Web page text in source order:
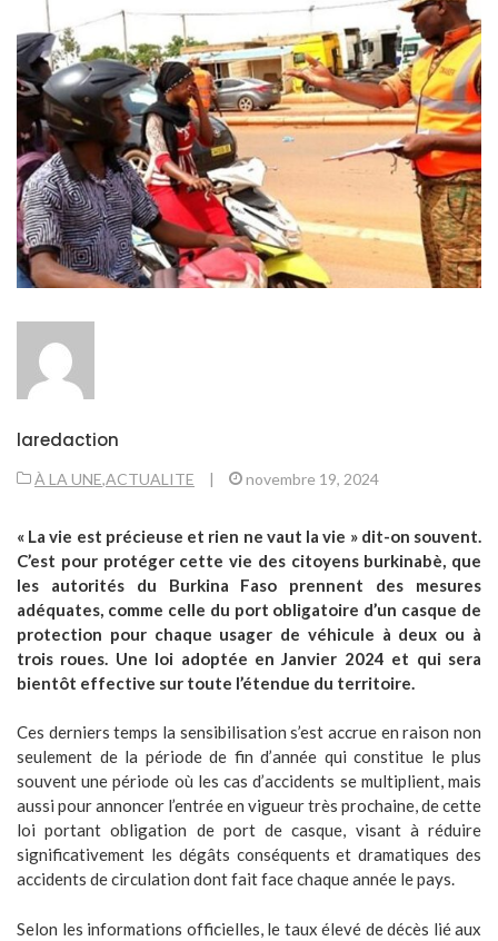
laredaction
À LA UNE,ACTUALITE | novembre 19, 2024
« La vie est précieuse et rien ne vaut la vie » dit-on souvent.
C’est pour protéger cette vie des citoyens burkinabè, que
les autorités du Burkina Faso prennent des mesures
adéquates, comme celle du port obligatoire d’un casque de
protection pour chaque usager de véhicule à deux ou à
trois roues. Une loi adoptée en Janvier 2024 et qui sera
bientôt effective sur toute l’étendue du territoire.
Ces derniers temps la sensibilisation s’est accrue en raison non
seulement de la période de fin d’année qui constitue le plus
souvent une période où les cas d’accidents se multiplient, mais
aussi pour annoncer l’entrée en vigueur très prochaine, de cette
loi portant obligation de port de casque, visant à réduire
significativement les dégâts conséquents et dramatiques des
accidents de circulation dont fait face chaque année le pays.
Selon les informations officielles, le taux élevé de décès lié aux